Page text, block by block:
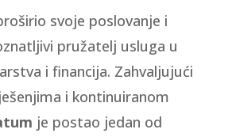
svoje poslovanje i
pružatelj usluga u
i financija. Zahvaljujući
i kontinuiranom
je postao jedan od